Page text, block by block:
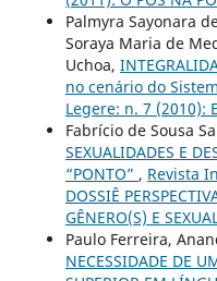
Palmyra Sayonara
Soraya Maria de
Uchoa,
no cenário do
Legere: n. 7 (2010):
Fabrício de Sousa
SEXUALIDADES E
“PONTO” , Revista
DOSSIÊ
GÊNERO(S) E
Paulo Ferreira,
NECESSIDADE DE